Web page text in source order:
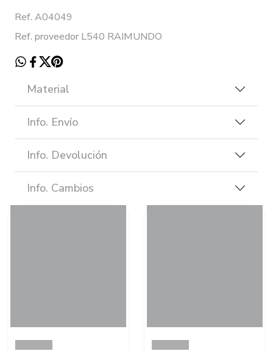
Ref. A04049
Ref. proveedor L540 RAIMUNDO
Material
Info. Envío
Info. Devolución
Info. Cambios